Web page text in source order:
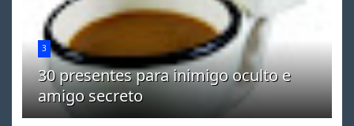
3
30 presentes para inimigo oculto e
amigo secreto